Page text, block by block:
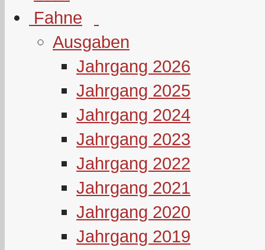
Ausgaben
Jahrgang 2026
Jahrgang 2025
Jahrgang 2024
Jahrgang 2023
Jahrgang 2022
Jahrgang 2021
Jahrgang 2020
Jahrgang 2019